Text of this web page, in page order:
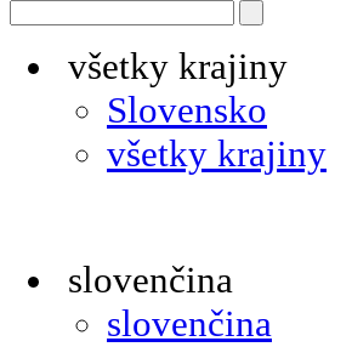
všetky krajiny
Slovensko
všetky krajiny
slovenčina
slovenčina